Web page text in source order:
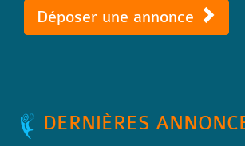
Déposer une annonce
DERNIÈRES